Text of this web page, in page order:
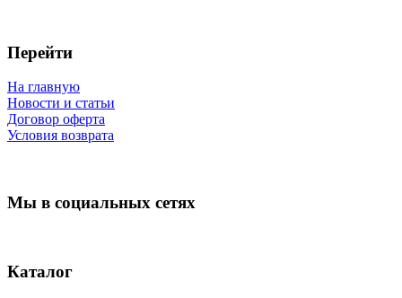
Перейти
На главную
Новости и статьи
Договор оферта
Условия возврата
Мы в социальных сетях
Каталог